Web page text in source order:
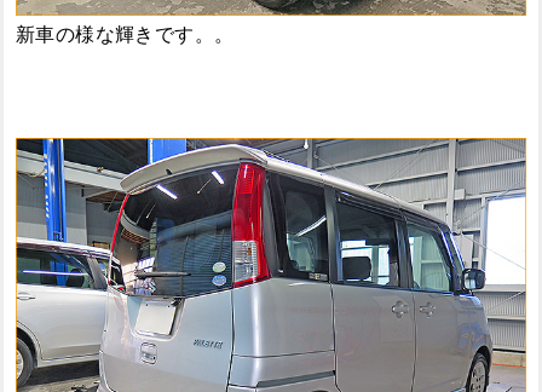
新車の様な輝きです。。